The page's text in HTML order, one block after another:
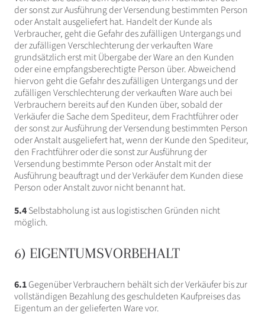
der sonst zur Ausführung der Versendung bestimmten Person
oder Anstalt ausgeliefert hat. Handelt der Kunde als
Verbraucher, geht die Gefahr des zufälligen Untergangs und
der zufälligen Verschlechterung der verkauften Ware
grundsätzlich erst mit Übergabe der Ware an den Kunden
oder eine empfangsberechtigte Person über. Abweichend
hiervon geht die Gefahr des zufälligen Untergangs und der
zufälligen Verschlechterung der verkauften Ware auch bei
Verbrauchern bereits auf den Kunden über, sobald der
Verkäufer die Sache dem Spediteur, dem Frachtführer oder
der sonst zur Ausführung der Versendung bestimmten Person
oder Anstalt ausgeliefert hat, wenn der Kunde den Spediteur,
den Frachtführer oder die sonst zur Ausführung der
Versendung bestimmte Person oder Anstalt mit der
Ausführung beauftragt und der Verkäufer dem Kunden diese
Person oder Anstalt zuvor nicht benannt hat.
5.4Selbstabholung ist aus logistischen Gründen nicht
möglich.
6) EIGENTUMSVORBEHALT
6.1Gegenüber Verbrauchern behält sich der Verkäufer bis zur
vollständigen Bezahlung des geschuldeten Kaufpreises das
Eigentum an der gelieferten Ware vor.